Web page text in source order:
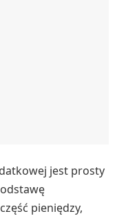
jest prosty
pieniędzy,